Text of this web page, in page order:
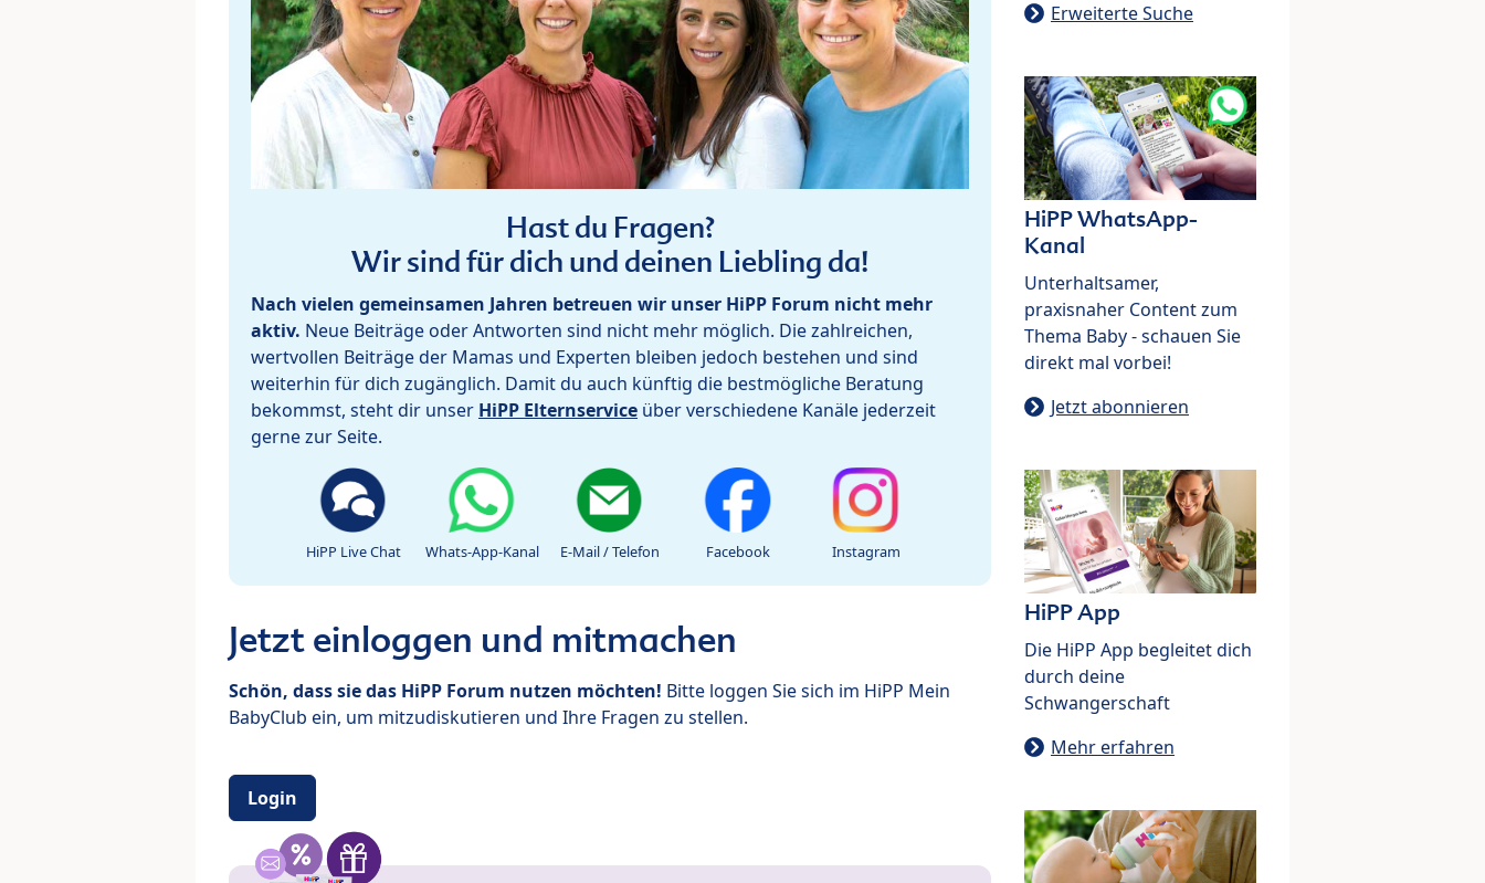
Hast du Fragen?
Wir sind für dich und deinen Liebling da!
Nach vielen gemeinsamen Jahren betreuen wir unser HiPP Forum nicht mehr
aktiv. Neue Beiträge oder Antworten sind nicht mehr möglich. Die zahlreichen,
wertvollen Beiträge der Mamas und Experten bleiben jedoch bestehen und sind
weiterhin für dich zugänglich. Damit du auch künftig die bestmögliche Beratung
bekommst, steht dir unser HiPP Elternservice über verschiedene Kanäle jederzeit
gerne zur Seite.
HiPP Live Chat Whats-App-Kanal E-Mail / Telefon Facebook Instagram
Jetzt einloggen und mitmachen
Schön, dass sie das HiPP Forum nutzen möchten! Bitte loggen Sie sich im HiPP Mein
BabyClub ein, um mitzudiskutieren und Ihre Fragen zu stellen.
Login
Erweiterte Suche
HiPP WhatsApp-
Kanal
Unterhaltsamer,
praxisnaher Content zum
Thema Baby - schauen Sie
direkt mal vorbei!
Jetzt abonnieren
HiPP App
Die HiPP App begleitet dich
durch deine
Schwangerschaft
Mehr erfahren